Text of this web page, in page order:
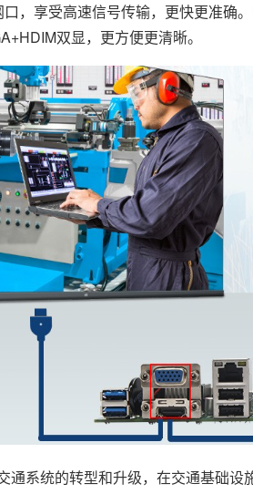
享受高速信号传输，更快更准确
双显，更方便更清晰。
系统的转型和升级，在交通基础设